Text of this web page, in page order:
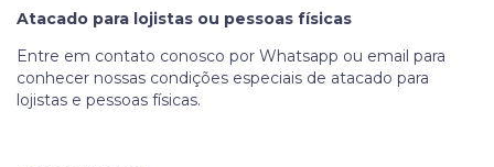
Atacado para lojistas ou pessoas físicas
Entre em contato conosco por Whatsapp ou email para
conhecer nossas condições especiais de atacado para
lojistas e pessoas físicas.